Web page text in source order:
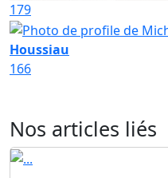
179
Houssiau
166
Nos articles liés